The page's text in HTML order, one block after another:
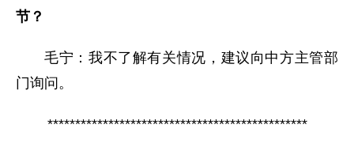
节？
毛宁： 我不了解有关情况，建议向中方主管部
门询问。
***********************************************